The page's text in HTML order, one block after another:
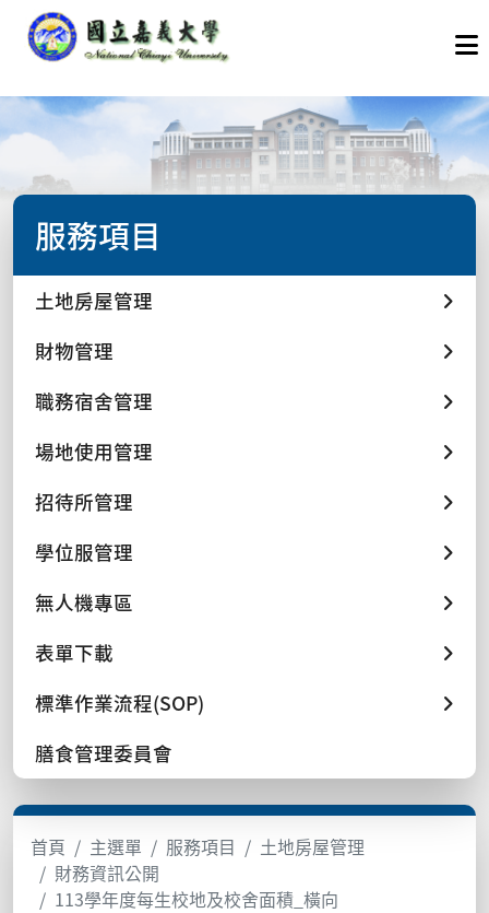
服務項目
土地房屋管理
財物管理
職務宿舍管理
場地使用管理
招待所管理
學位服管理
無人機專區
表單下載
標準作業流程(SOP)
膳食管理委員會
首頁 主選單 服務項目
土地房屋管理
財務資訊公開
113學年度每生校地及校舍面積_橫向